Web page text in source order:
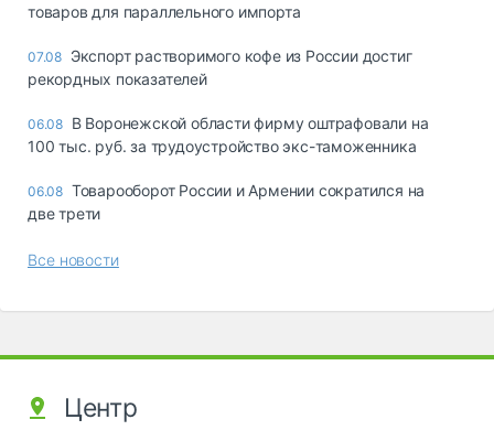
товаров для параллельного импорта
07.08 Экспорт растворимого кофе из России достиг
рекордных показателей
06.08 В Воронежской области фирму оштрафовали на
100 тыс. руб. за трудоустройство экс-таможенника
06.08 Товарооборот России и Армении сократился на
две трети
Все новости
Центр